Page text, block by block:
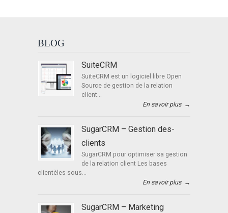
BLOG
SuiteCRM
SuiteCRM est un logiciel libre Open
Source de gestion de la relation
client...
En savoir plus →
SugarCRM – Gestion des-
clients
SugarCRM pour optimiser sa gestion
de la relation client Les bases
clientèles sous...
En savoir plus →
SugarCRM – Marketing